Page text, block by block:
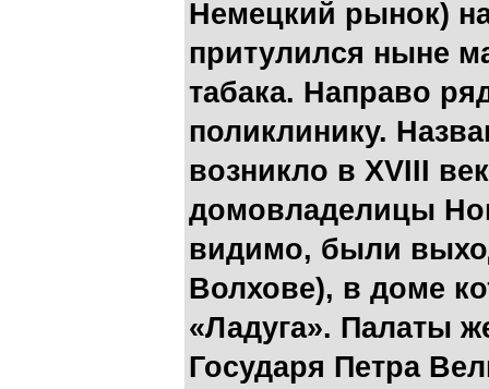
Немецкий рынок)
притулился ныне
табака. Направо
поликлинику.
возникло в XVIII
домовладелицы
видимо, были
Волхове), в доме
«Ладуга». Палаты
Государя Петра